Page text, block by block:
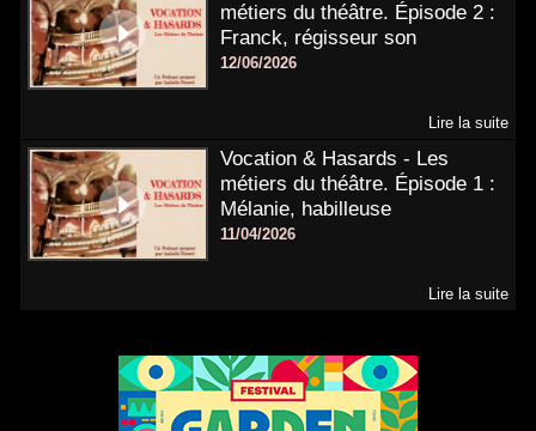
métiers du théâtre. Épisode 2 :
Franck, régisseur son
12/06/2026
Lire la suite
Vocation & Hasards - Les
métiers du théâtre. Épisode 1 :
Mélanie, habilleuse
11/04/2026
Lire la suite